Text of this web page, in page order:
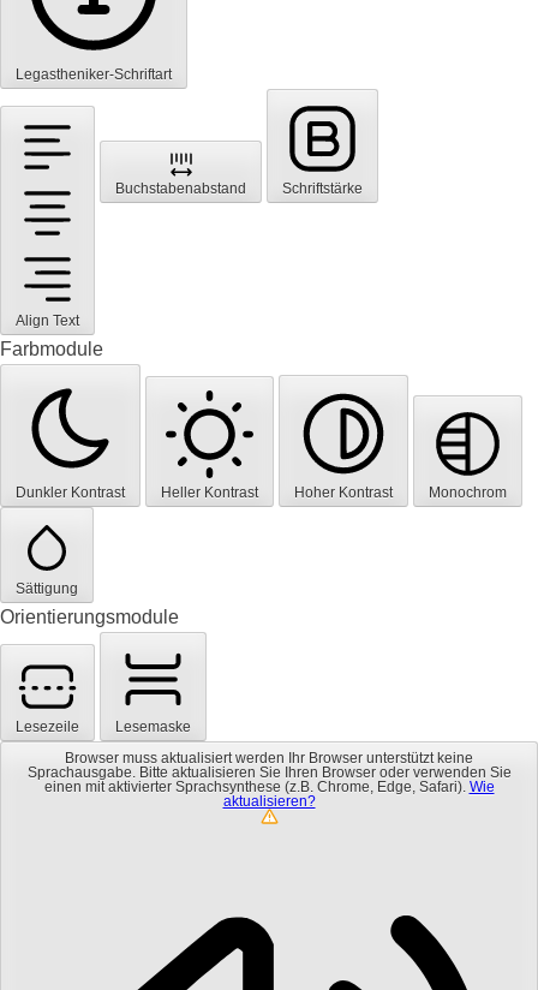
Legastheniker-Schriftart
Align Text
Buchstabenabstand Schriftstärke
Farbmodule
Dunkler Kontrast Heller Kontrast Hoher Kontrast Monochrom
Sättigung
Orientierungsmodule
Lesezeile
Lesemaske
Browser muss aktualisiert werden
Ihr Browser unterstützt keine
Sprachausgabe. Bitte aktualisieren Sie Ihren Browser oder verwenden Sie
einen mit aktivierter Sprachsynthese (z.B. Chrome, Edge, Safari). Wie
aktualisieren?